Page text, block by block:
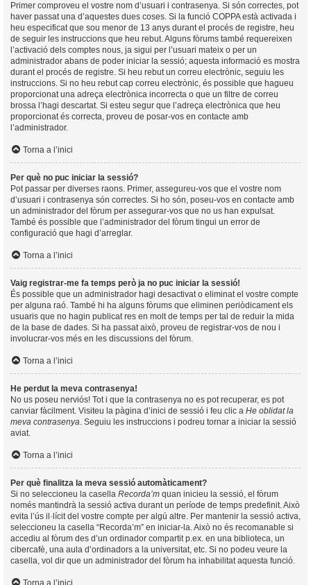
Primer comproveu el vostre nom d’usuari i contrasenya. Si són correctes, pot
haver passat una d’aquestes dues coses. Si la funció COPPA està activada i
heu especificat que sou menor de 13 anys durant el procés de registre, heu
de seguir les instruccions que heu rebut. Alguns fòrums també requereixen
l’activació dels comptes nous, ja sigui per l’usuari mateix o per un
administrador abans de poder iniciar la sessió; aquesta informació es mostra
durant el procés de registre. Si heu rebut un correu electrònic, seguiu les
instruccions. Si no heu rebut cap correu electrònic, és possible que hagueu
proporcionat una adreça electrònica incorrecta o que un filtre de correu
brossa l’hagi descartat. Si esteu segur que l’adreça electrònica que heu
proporcionat és correcta, proveu de posar-vos en contacte amb
l’administrador.
Torna a l’inici
Per què no puc iniciar la sessió?
Pot passar per diverses raons. Primer, assegureu-vos que el vostre nom
d’usuari i contrasenya són correctes. Si ho són, poseu-vos en contacte amb
un administrador del fòrum per assegurar-vos que no us han expulsat.
També és possible que l’administrador del fòrum tingui un error de
configuració que hagi d’arreglar.
Torna a l’inici
Vaig registrar-me fa temps però ja no puc iniciar la sessió!
És possible que un administrador hagi desactivat o eliminat el vostre compte
per alguna raó. També hi ha alguns fòrums que eliminen periòdicament els
usuaris que no hagin publicat res en molt de temps per tal de reduir la mida
de la base de dades. Si ha passat això, proveu de registrar-vos de nou i
involucrar-vos més en les discussions del fòrum.
Torna a l’inici
He perdut la meva contrasenya!
No us poseu nerviós! Tot i que la contrasenya no es pot recuperar, es pot
canviar fàcilment. Visiteu la pàgina d’inici de sessió i feu clic a He oblidat la
meva contrasenya. Seguiu les instruccions i podreu tornar a iniciar la sessió
aviat.
Torna a l’inici
Per què finalitza la meva sessió automàticament?
Si no seleccioneu la casella Recorda’m quan inicieu la sessió, el fòrum
només mantindrà la sessió activa durant un període de temps predefinit. Això
evita l’ús il·lícit del vostre compte per algú altre. Per mantenir la sessió activa,
seleccioneu la casella “Recorda’m” en iniciar-la. Això no és recomanable si
accediu al fòrum des d’un ordinador compartit p.ex. en una biblioteca, un
cibercafè, una aula d’ordinadors a la universitat, etc. Si no podeu veure la
casella, vol dir que un administrador del fòrum ha inhabilitat aquesta funció.
Torna a l’inici